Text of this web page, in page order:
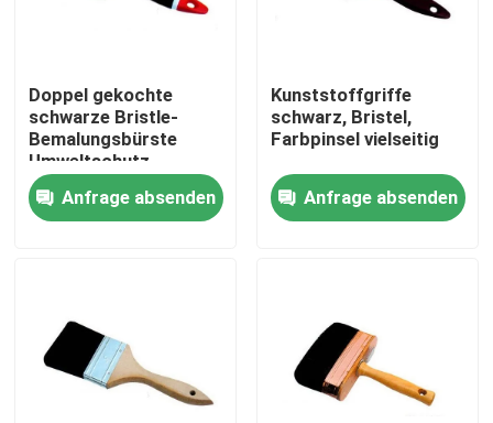
Startseite
Fabrik Tour
Doppel gekochte
schwarze Bristle-
Bemalungsbürste
Umweltschutz
Anfrage absenden
Kunststoffgriffe
schwarz, Bristel,
Farbpinsel vielseitig
Anfrage absenden